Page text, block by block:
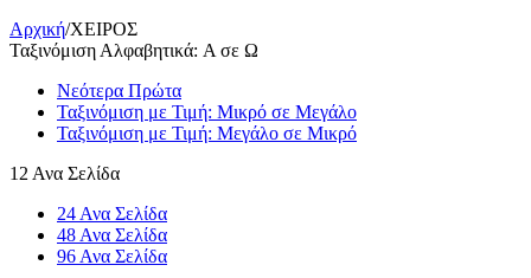
Αρχική/ΧΕΙΡΟΣ
Ταξινόμιση Αλφαβητικά: A σε Ω
Νεότερα Πρώτα
Ταξινόμιση με Τιμή: Μικρό σε Μεγάλο
Ταξινόμιση με Τιμή: Μεγάλο σε Μικρό
12 Ανα Σελίδα
24 Ανα Σελίδα
48 Ανα Σελίδα
96 Ανα Σελίδα